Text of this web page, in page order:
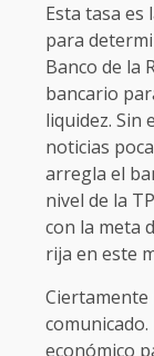
Esta tasa es
para
Banco de la
bancario
liquidez. Sin
noticias
arregla el
nivel de la
con la meta
rija en este
Ciertamente
económico